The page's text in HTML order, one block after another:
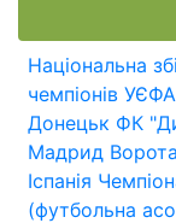
Національна
чемпіонів УЄФА
Донецьк ФК
Мадрид
Іспанія
(футбольна